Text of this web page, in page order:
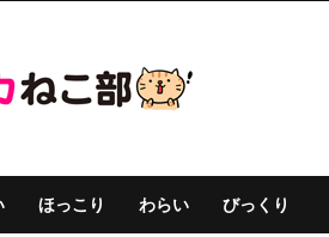
ほっこり わらい びっくり